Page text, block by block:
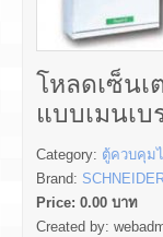
โหลดเซ็นเ
แบบเมนเบ
Category: ตู้ควบคุม
Brand:
Price: 0.00 บาท
Created by: